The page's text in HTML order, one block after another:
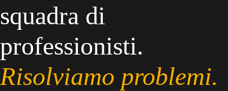
squadra di
professionisti.
Risolviamo problemi.